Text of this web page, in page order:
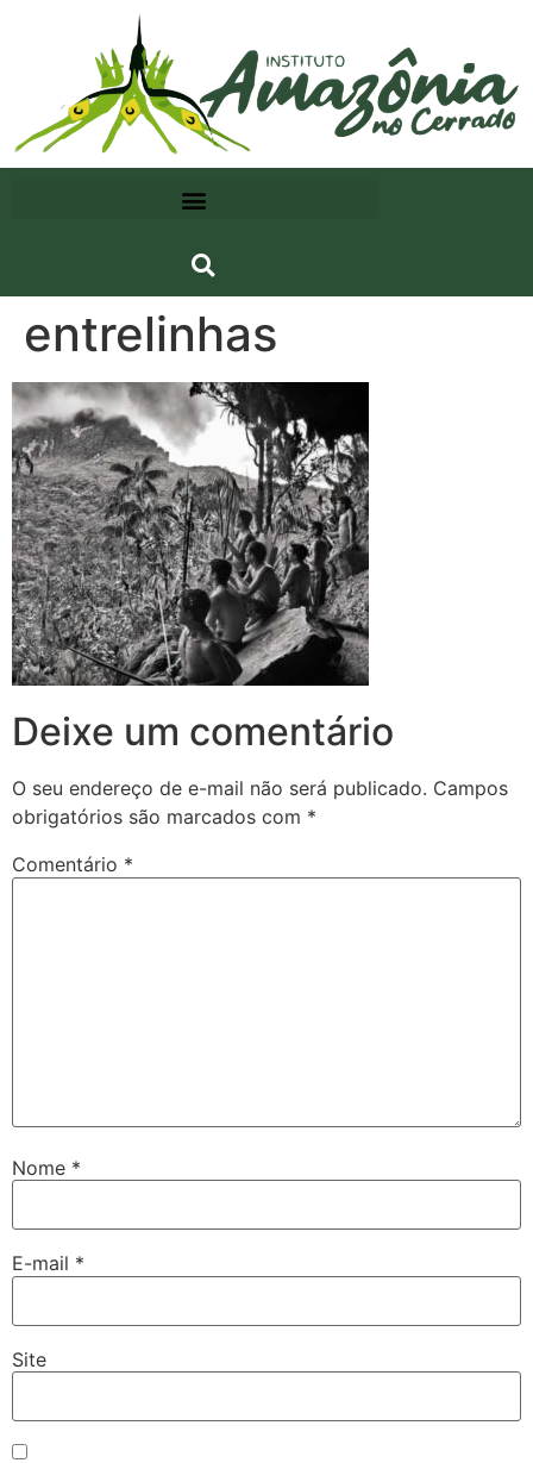
entrelinhas
Deixe um comentário
O seu endereço de e-mail não será publicado. Campos
obrigatórios são marcados com *
Comentário *
Nome *
E-mail *
Site